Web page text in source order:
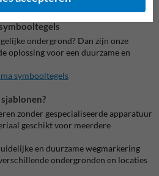
thermoplastische markeringen
ondergrond? Dan zijn onze
oplossing voor een duurzame en
symbooltegels
zonder gespecialiseerde apparatuur
geschikt voor meerdere
en duurzame wegmarkering
ondergronden en locaties